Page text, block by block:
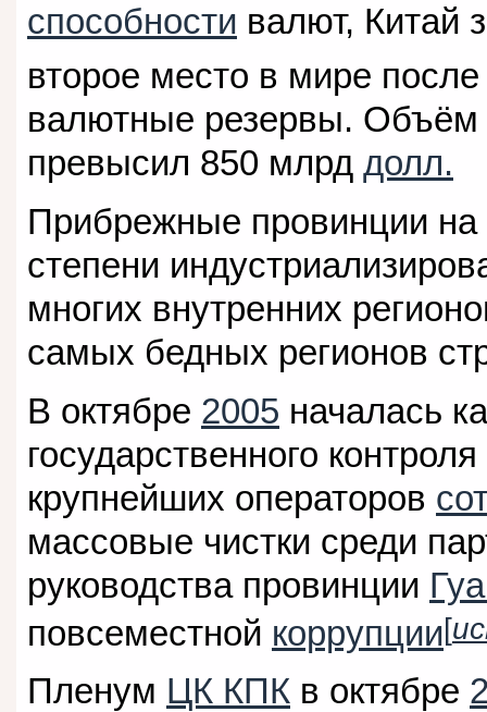
способности валют, Китай
второе место в мире
валютные резервы. Объём
превысил 850 млрд долл.
Прибрежные провинции
степени
многих внутренних
самых бедных регионов
В октябре 2005 началась
государственного
крупнейших операторов
массовые чистки среди
руководства провинции
повсеместной коррупции[
Пленум ЦК КПК в октябре